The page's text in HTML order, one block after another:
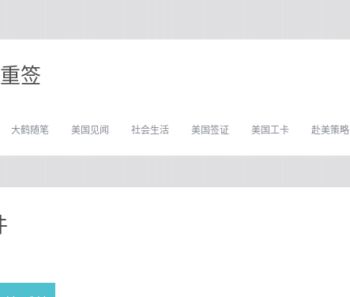
签
赴美策略
美国工卡
美国签证
社会生活
美国见闻
大鹤随笔